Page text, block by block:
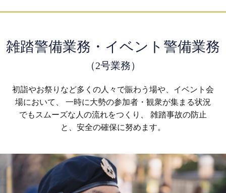
雑踏警備業務・イベント警備業務
（2号業務）
初詣やお祭りなど多くの人々で賑わう場や、イベント会
場において、
一時に大勢の参加者・観衆が集まる状況
でもスムーズな人の流れをつくり、
雑踏事故の防止
と、安全の確保に努めます。